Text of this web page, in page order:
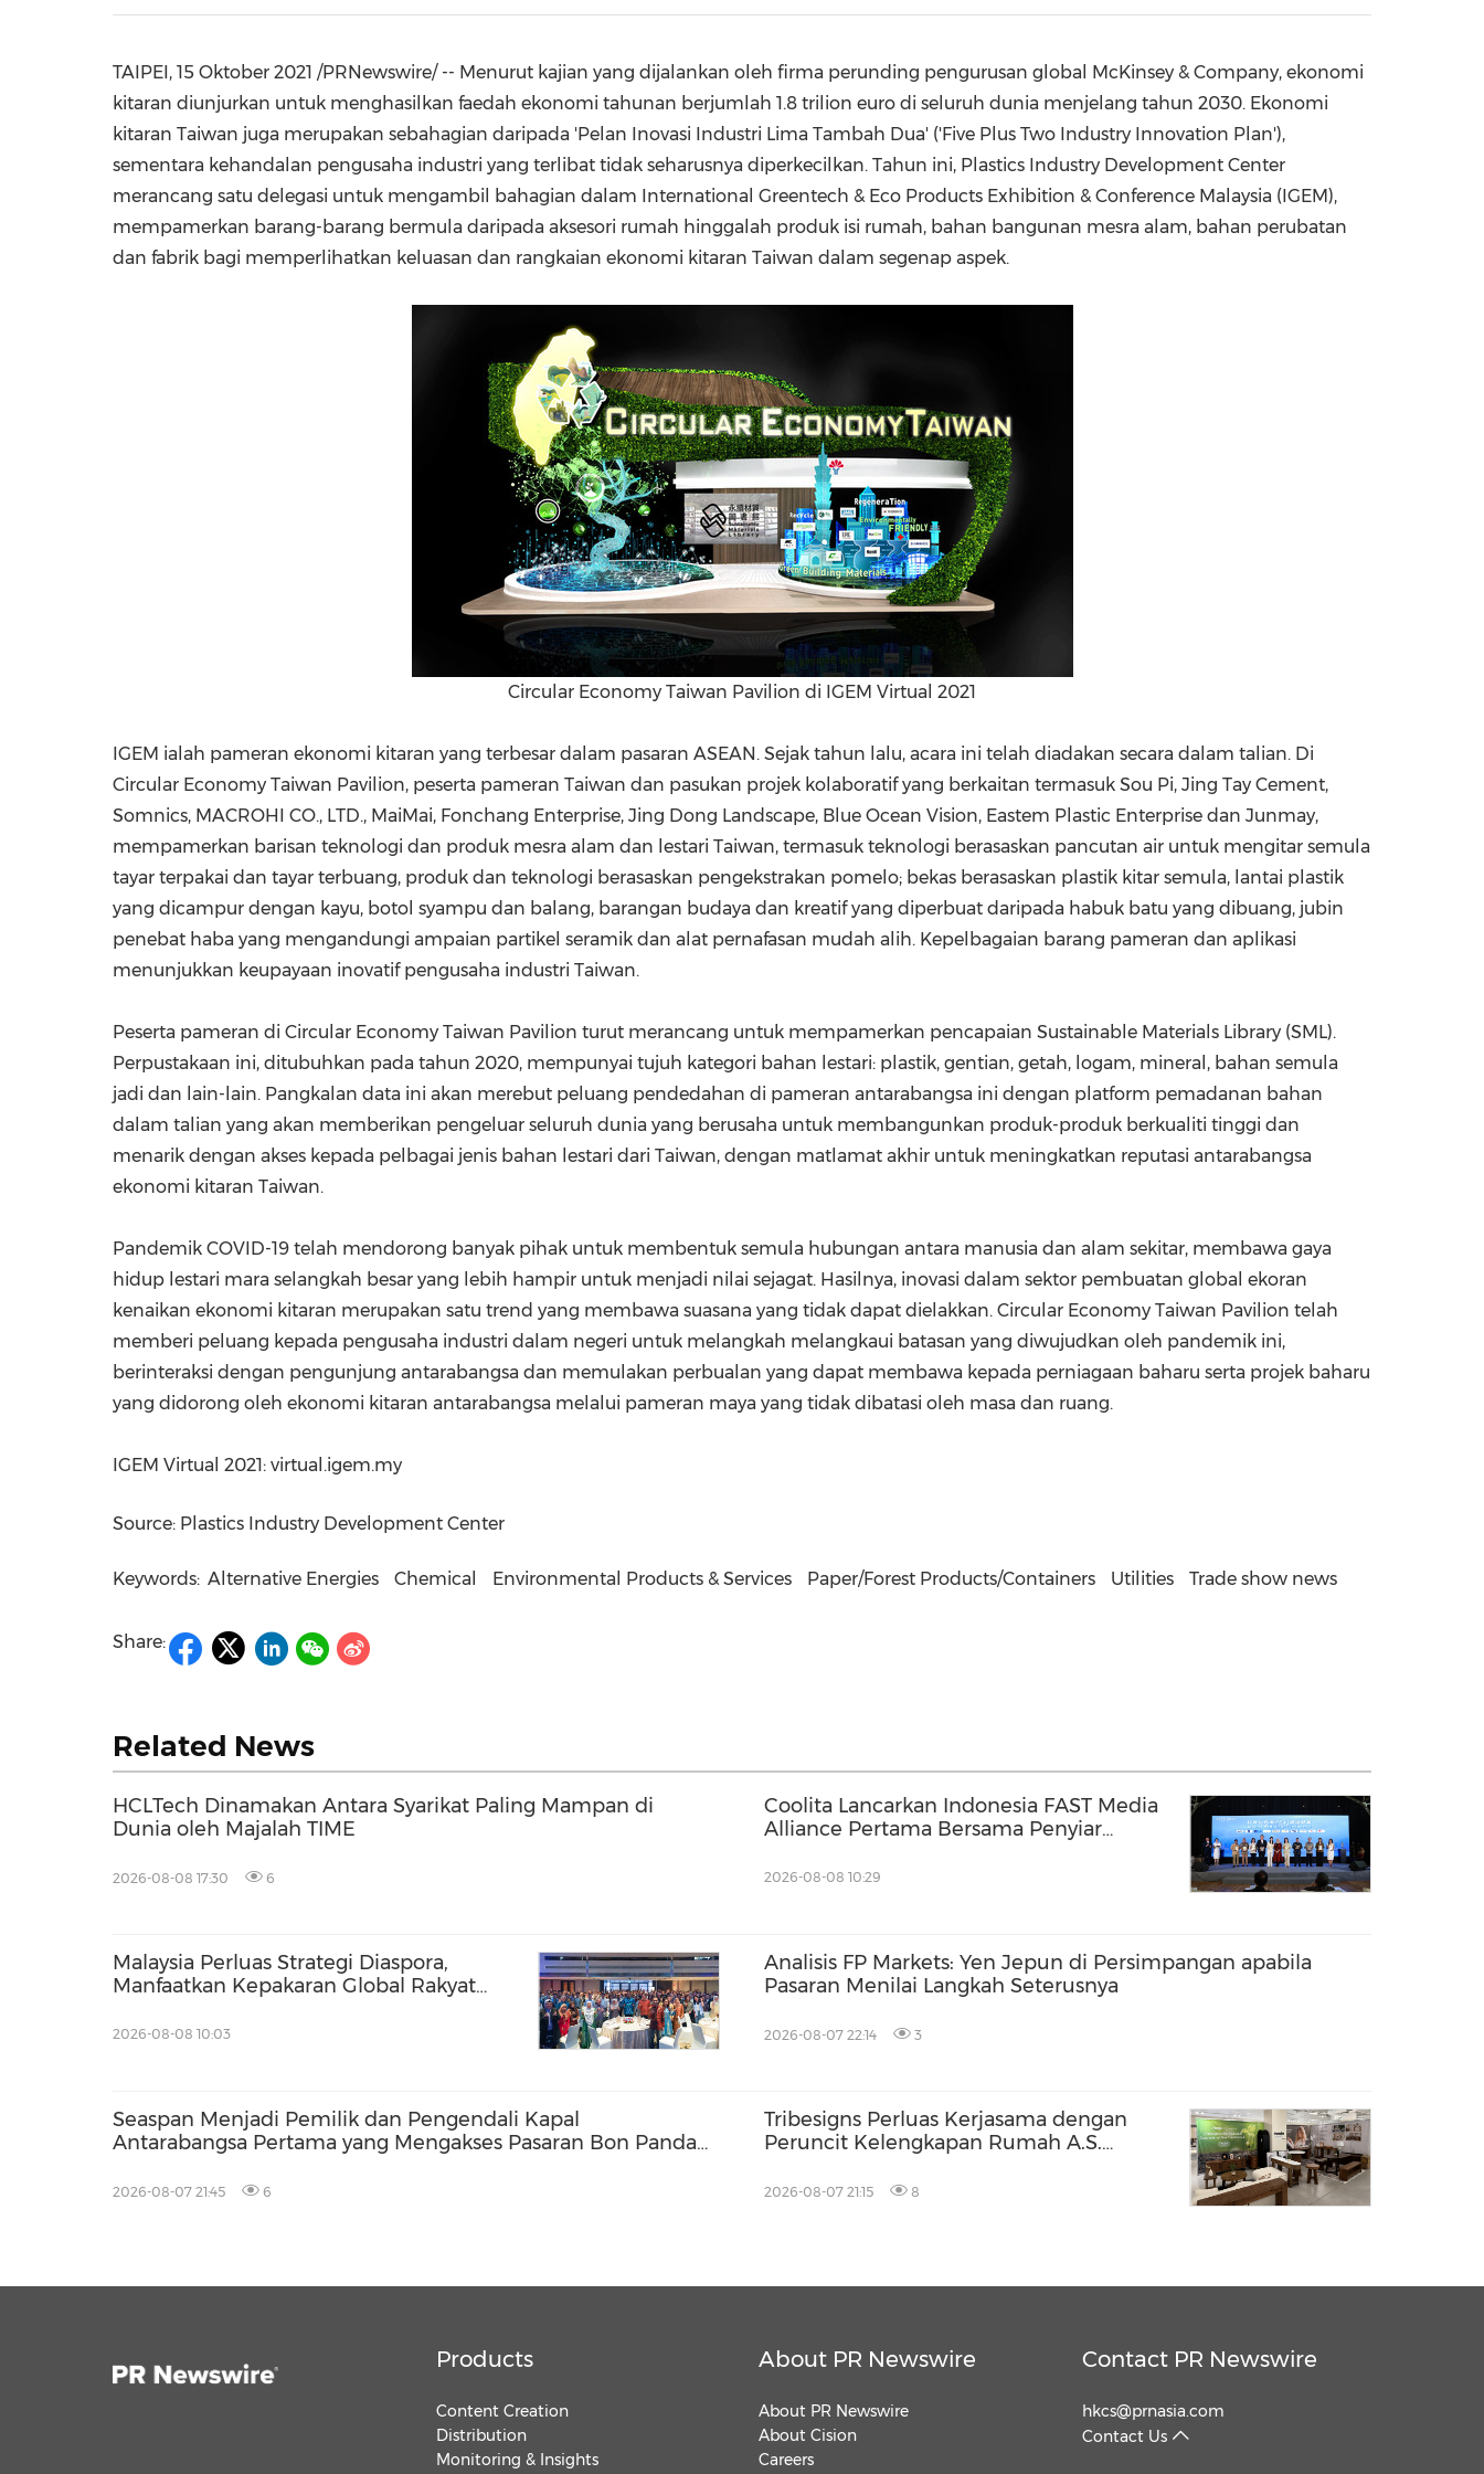
TAIPEI, 15 Oktober 2021 /PRNewswire/ -- Menurut kajian yang dijalankan oleh firma perunding pengurusan global McKinsey & Company, ekonomi
kitaran diunjurkan untuk menghasilkan faedah ekonomi tahunan berjumlah 1.8 trilion euro di seluruh dunia menjelang tahun 2030. Ekonomi
kitaran Taiwan juga merupakan sebahagian daripada 'Pelan Inovasi Industri Lima Tambah Dua' ('Five Plus Two Industry Innovation Plan'),
sementara kehandalan pengusaha industri yang terlibat tidak seharusnya diperkecilkan. Tahun ini, Plastics Industry Development Center
merancang satu delegasi untuk mengambil bahagian dalam International Greentech & Eco Products Exhibition & Conference Malaysia (IGEM),
mempamerkan barang-barang bermula daripada aksesori rumah hinggalah produk isi rumah, bahan bangunan mesra alam, bahan perubatan
dan fabrik bagi memperlihatkan keluasan dan rangkaian ekonomi kitaran Taiwan dalam segenap aspek.
Circular Economy Taiwan Pavilion di IGEM Virtual 2021
IGEM ialah pameran ekonomi kitaran yang terbesar dalam pasaran ASEAN. Sejak tahun lalu, acara ini telah diadakan secara dalam talian. Di
Circular Economy Taiwan Pavilion, peserta pameran Taiwan dan pasukan projek kolaboratif yang berkaitan termasuk Sou Pi, Jing Tay Cement,
Somnics, MACROHI CO., LTD., MaiMai, Fonchang Enterprise, Jing Dong Landscape, Blue Ocean Vision, Eastem Plastic Enterprise dan Junmay,
mempamerkan barisan teknologi dan produk mesra alam dan lestari Taiwan, termasuk teknologi berasaskan pancutan air untuk mengitar semula
tayar terpakai dan tayar terbuang, produk dan teknologi berasaskan pengekstrakan pomelo; bekas berasaskan plastik kitar semula, lantai plastik
yang dicampur dengan kayu, botol syampu dan balang, barangan budaya dan kreatif yang diperbuat daripada habuk batu yang dibuang, jubin
penebat haba yang mengandungi ampaian partikel seramik dan alat pernafasan mudah alih. Kepelbagaian barang pameran dan aplikasi
menunjukkan keupayaan inovatif pengusaha industri Taiwan.
Peserta pameran di Circular Economy Taiwan Pavilion turut merancang untuk mempamerkan pencapaian Sustainable Materials Library (SML).
Perpustakaan ini, ditubuhkan pada tahun 2020, mempunyai tujuh kategori bahan lestari: plastik, gentian, getah, logam, mineral, bahan semula
jadi dan lain-lain. Pangkalan data ini akan merebut peluang pendedahan di pameran antarabangsa ini dengan platform pemadanan bahan
dalam talian yang akan memberikan pengeluar seluruh dunia yang berusaha untuk membangunkan produk-produk berkualiti tinggi dan
menarik dengan akses kepada pelbagai jenis bahan lestari dari Taiwan, dengan matlamat akhir untuk meningkatkan reputasi antarabangsa
ekonomi kitaran Taiwan.
Pandemik COVID-19 telah mendorong banyak pihak untuk membentuk semula hubungan antara manusia dan alam sekitar, membawa gaya
hidup lestari mara selangkah besar yang lebih hampir untuk menjadi nilai sejagat. Hasilnya, inovasi dalam sektor pembuatan global ekoran
kenaikan ekonomi kitaran merupakan satu trend yang membawa suasana yang tidak dapat dielakkan. Circular Economy Taiwan Pavilion telah
memberi peluang kepada pengusaha industri dalam negeri untuk melangkah melangkaui batasan yang diwujudkan oleh pandemik ini,
berinteraksi dengan pengunjung antarabangsa dan memulakan perbualan yang dapat membawa kepada perniagaan baharu serta projek baharu
yang didorong oleh ekonomi kitaran antarabangsa melalui pameran maya yang tidak dibatasi oleh masa dan ruang.
IGEM Virtual 2021: virtual.igem.my
Source: Plastics Industry Development Center
Keywords: Alternative Energies Chemical Environmental Products & Services Paper/Forest Products/Containers Utilities Trade show news
Share:
Related News
HCLTech Dinamakan Antara Syarikat Paling Mampan di
Dunia oleh Majalah TIME
2026-08-08 17:30 6
Coolita Lancarkan Indonesia FAST Media
Alliance Pertama Bersama Penyiar
2026-08-08 10:29
Malaysia Perluas Strategi Diaspora,
Manfaatkan Kepakaran Global Rakyat
Tempatan
2026-08-08 10:03
Analisis FP Markets: Yen Jepun di Persimpangan apabila
Pasaran Menilai Langkah Seterusnya
2026-08-07 22:14 3
Seaspan Menjadi Pemilik dan Pengendali Kapal
Antarabangsa Pertama yang Mengakses Pasaran Bon Panda
2026-08-07 21:45 6
Tribesigns Perluas Kerjasama dengan
Peruncit Kelengkapan Rumah A.S.
2026-08-07 21:15 8
Products
Content Creation
Distribution
Monitoring & Insights
About PR Newswire
About PR Newswire
About Cision
Careers
Contact PR Newswire
hkcs@prnasia.com
Contact Us